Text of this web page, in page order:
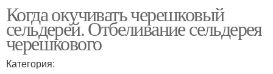
Когда окучивать черешковый
сельдерей. Отбеливание сельдерея
черешкового
Категория: